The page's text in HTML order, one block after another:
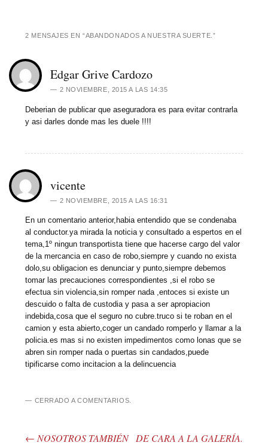
2 MENSAJES EN “ABANDONADOS A NUESTRA SUERTE. ”
Edgar Grive Cardozo
2 NOVIEMBRE, 2015 A LAS 14:35
Deberian de publicar que aseguradora es para evitar contrarla
y asi darles donde mas les duele !!!!
vicente
2 NOVIEMBRE, 2015 A LAS 16:31
En un comentario anterior,habia entendido que se condenaba
al conductor.ya mirada la noticia y consultado a espertos en el
tema,1º ningun transportista tiene que hacerse cargo del valor
de la mercancia en caso de robo,siempre y cuando no exista
dolo,su obligacion es denunciar y punto,siempre debemos
tomar las precauciones correspondientes ,si el robo se
efectua sin violencia,sin romper nada ,entoces si existe un
descuido o falta de custodia y pasa a ser apropiacion
indebida,cosa que el seguro no cubre.truco si te roban en el
camion y esta abierto,coger un candado romperlo y llamar a la
policia.es mas si no existen impedimentos como lonas que se
abren sin romper nada o puertas sin candados,puede
tipificarse como incitacion a la delincuencia
CERRADO A COMENTARIOS.
← NOSOTROS TAMBIÉN
DE CARA A LA GALERÍA.